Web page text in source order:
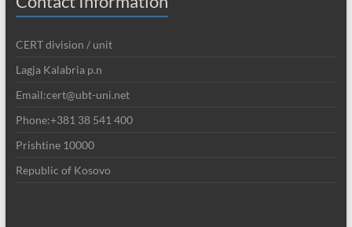
CERT division / unit
Lagja Kalabria p.n
Email:cert@ubt-uni.net
Phone:+381 38 541 400
Prishtine 10000
Republic of Kosovo